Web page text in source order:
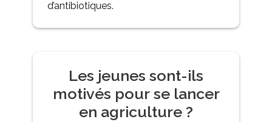
d’antibiotiques.
Les jeunes sont-ils
motivés pour se lancer
en agriculture ?